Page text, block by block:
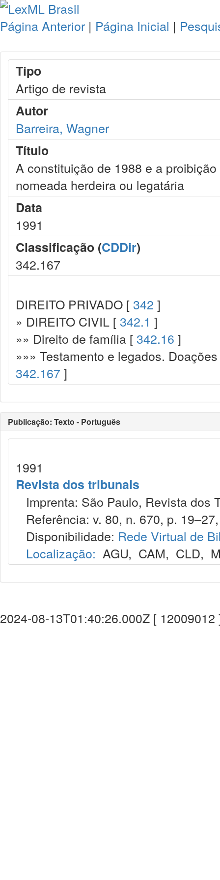
Página Anterior | Página Inicial |
Tipo
Artigo de revista
Autor
Barreira, Wagner
Título
A constituição de 1988 e a
nomeada herdeira ou legatária
Data
1991
Classificação (CDDir)
342.167
DIREITO PRIVADO [ 342 ]
» DIREITO CIVIL [ 342.1 ]
»» Direito de família [ 342.16 ]
»»» Testamento e legados.
342.167 ]
Publicação: Texto - Português
1991
Revista dos tribunais
Imprenta: São Paulo, Revista dos
Referência: v. 80, n. 670, p.
Disponibilidade: Rede Virtual de
Localização: AGU, CAM, CLD,
2024-08-13T01:40:26.000Z [ 12009012